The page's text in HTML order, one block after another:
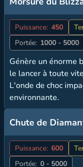
Puissance: 450
Portée: 1000 - 5000
Génère un énorme
le lancer à toute
L'onde de choc
environnante.
Chute de
Puissance: 600
Portée: 0 - 5000